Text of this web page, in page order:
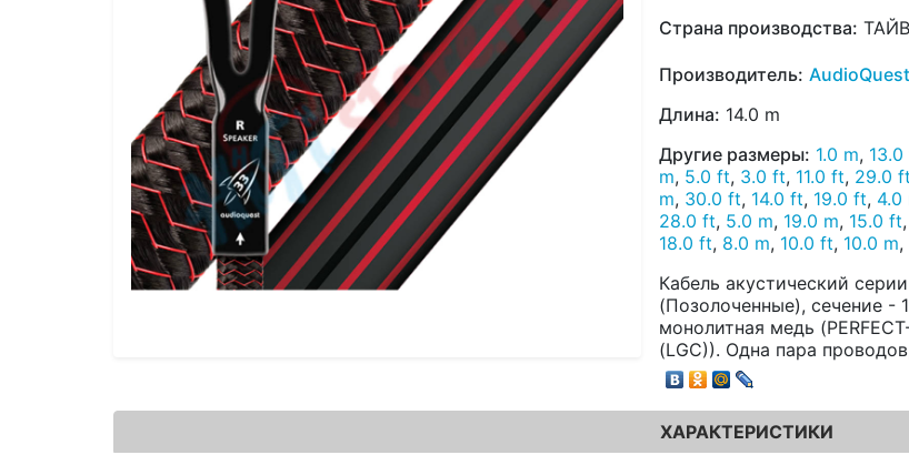
Страна производства:
Производитель: AudioQuest
Длина: 14.0 m
Другие размеры: 1.0 m,
m, 5.0 ft, 3.0 ft, 11.0 ft, 29.0 ft
m, 30.0 ft, 14.0 ft, 19.0 ft, 4.0
28.0 ft, 5.0 m, 19.0 m, 15.0 ft,
18.0 ft, 8.0 m, 10.0 ft, 10.0 m,
Кабель акустический
(Позолоченные), сечение -
монолитная медь
(LGC)). Одна пара
ХАРАКТЕРИСТИКИ